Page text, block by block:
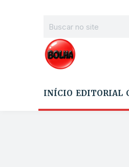
INÍCIO EDITORIAL